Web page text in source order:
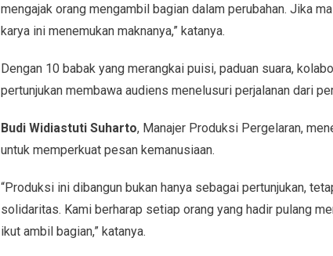
mengajak orang mengambil bagian dalam perubahan. Jika
karya ini menemukan maknanya,” katanya.
Dengan 10 babak yang merangkai puisi, paduan suara,
pertunjukan membawa audiens menelusuri perjalanan dari
Budi Widiastuti Suharto, Manajer Produksi Pergelaran,
untuk memperkuat pesan kemanusiaan.
“Produksi ini dibangun bukan hanya sebagai pertunjukan,
solidaritas. Kami berharap setiap orang yang hadir pulang
ikut ambil bagian,” katanya.